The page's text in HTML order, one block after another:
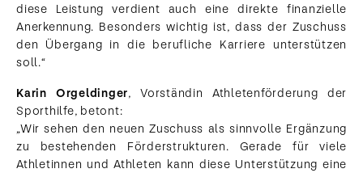
diese Leistung verdient auch eine direkte finanzielle
Anerkennung. Besonders wichtig ist, dass der Zuschuss
den Übergang in die berufliche Karriere unterstützen
soll.“
Karin Orgeldinger, Vorständin Athletenförderung der
Sporthilfe, betont:
„Wir sehen den neuen Zuschuss als sinnvolle Ergänzung
zu bestehenden Förderstrukturen. Gerade für viele
Athletinnen und Athleten kann diese Unterstützung eine